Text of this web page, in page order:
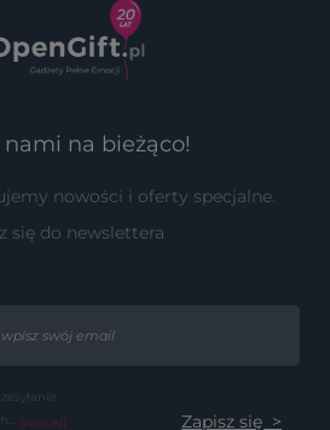
nami na bieżąco!
nowości i oferty specjalne.
się do newslettera
(więcej)